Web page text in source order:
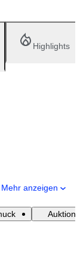
Highlights
Mehr anzeigen